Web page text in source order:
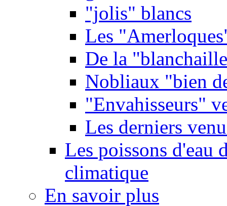
"jolis" blancs
Les
De la
Nobliaux "bien
"Envahisseurs"
Les derniers
Les poissons d'eau
climatique
En savoir plus